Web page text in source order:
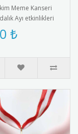
Meme Kanseri
Ayı etkinlikleri
projeleri için özel
₺